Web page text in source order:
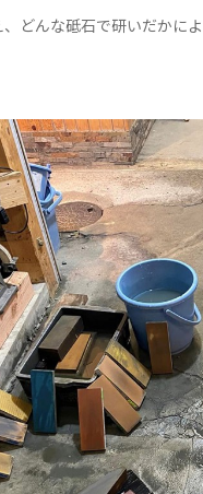
どんな砥石で研いだかによ